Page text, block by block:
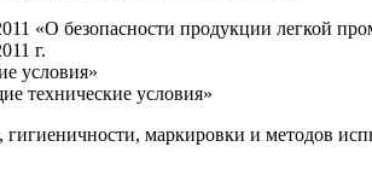
«О безопасности продукции легкой
г.
условия»
технические условия»
маркировки и методов